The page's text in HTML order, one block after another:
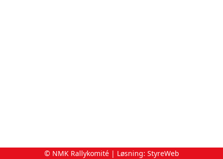
© NMK Rallykomité | Løsning: StyreWeb